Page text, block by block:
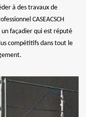
à des travaux de
CASEACSCH
façadier qui est réputé
compétitifs dans tout le